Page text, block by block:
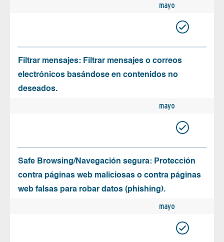
mayo
Filtrar mensajes: Filtrar mensajes o correos
electrónicos basándose en contenidos no
deseados.
mayo
Safe Browsing/Navegación segura: Protección
contra páginas web maliciosas o contra páginas
web falsas para robar datos (phishing).
mayo